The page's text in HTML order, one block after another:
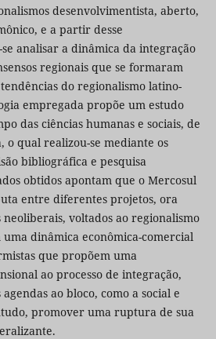
desenvolvimentista, aberto,
e a partir desse
analisar a dinâmica da integração
regionais que se formaram
do regionalismo latino-
empregada propõe um estudo
das ciências humanas e sociais, de
o qual realizou-se mediante os
bibliográfica e pesquisa
obtidos apontam que o Mercosul
entre diferentes projetos, ora
neoliberais, voltados ao regionalismo
dinâmica econômica-comercial
que propõem uma
ao processo de integração,
ao bloco, como a social e
promover uma ruptura de sua